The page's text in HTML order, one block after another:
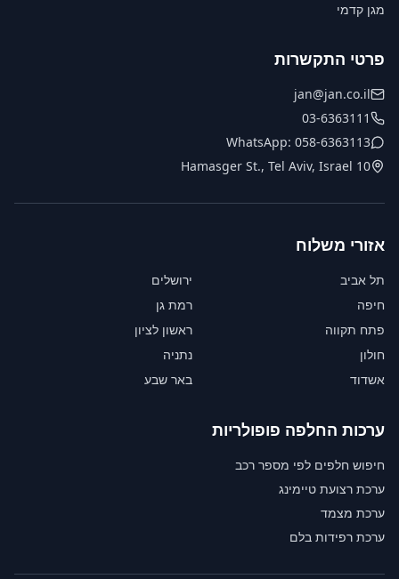
מגן קדמי
פרטי התקשרות
jan@jan.co.il
03-6363111
WhatsApp: 058-6363113
10 Hamasger St., Tel Aviv, Israel
אזורי משלוח
תל אביב
ירושלים
חיפה
רמת גן
פתח תקווה
ראשון לציון
חולון
נתניה
אשדוד
באר שבע
ערכות החלפה פופולריות
חיפוש חלפים לפי מספר רכב
ערכת רצועת טיימינג
ערכת מצמד
ערכת רפידות בלם